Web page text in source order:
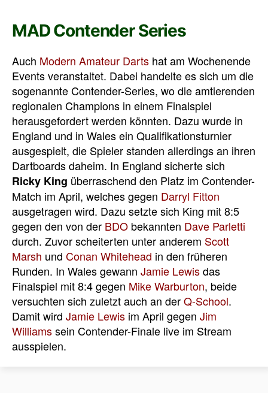
MAD Contender Series
Auch Modern Amateur Darts hat am Wochenende
Events veranstaltet. Dabei handelte es sich um die
sogenannte Contender-Series, wo die amtierenden
regionalen Champions in einem Finalspiel
herausgefordert werden könnten. Dazu wurde in
England und in Wales ein Qualifikationsturnier
ausgespielt, die Spieler standen allerdings an ihren
Dartboards daheim. In England sicherte sich
Ricky King überraschend den Platz im Contender-
Match im April, welches gegen Darryl Fitton
ausgetragen wird. Dazu setzte sich King mit 8:5
gegen den von der BDO bekannten Dave Parletti
durch. Zuvor scheiterten unter anderem Scott
Marsh und Conan Whitehead in den früheren
Runden. In Wales gewann Jamie Lewisdas
Finalspiel mit 8:4 gegen Mike Warburton, beide
versuchten sich zuletzt auch an derQ-School.
Damit wird Jamie Lewis im April gegen Jim
Williamssein Contender-Finale live im Stream
ausspielen.